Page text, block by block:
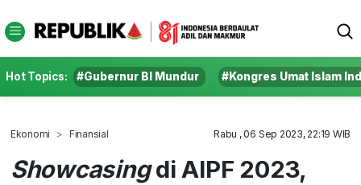
Hot Topics: #Gubernur BI Mundur #Kongres Umat Islam
Ekonomi Finansial Rabu , 06 Sep 2023, 22:19 WIB
Showcasingdi AIPF 2023,